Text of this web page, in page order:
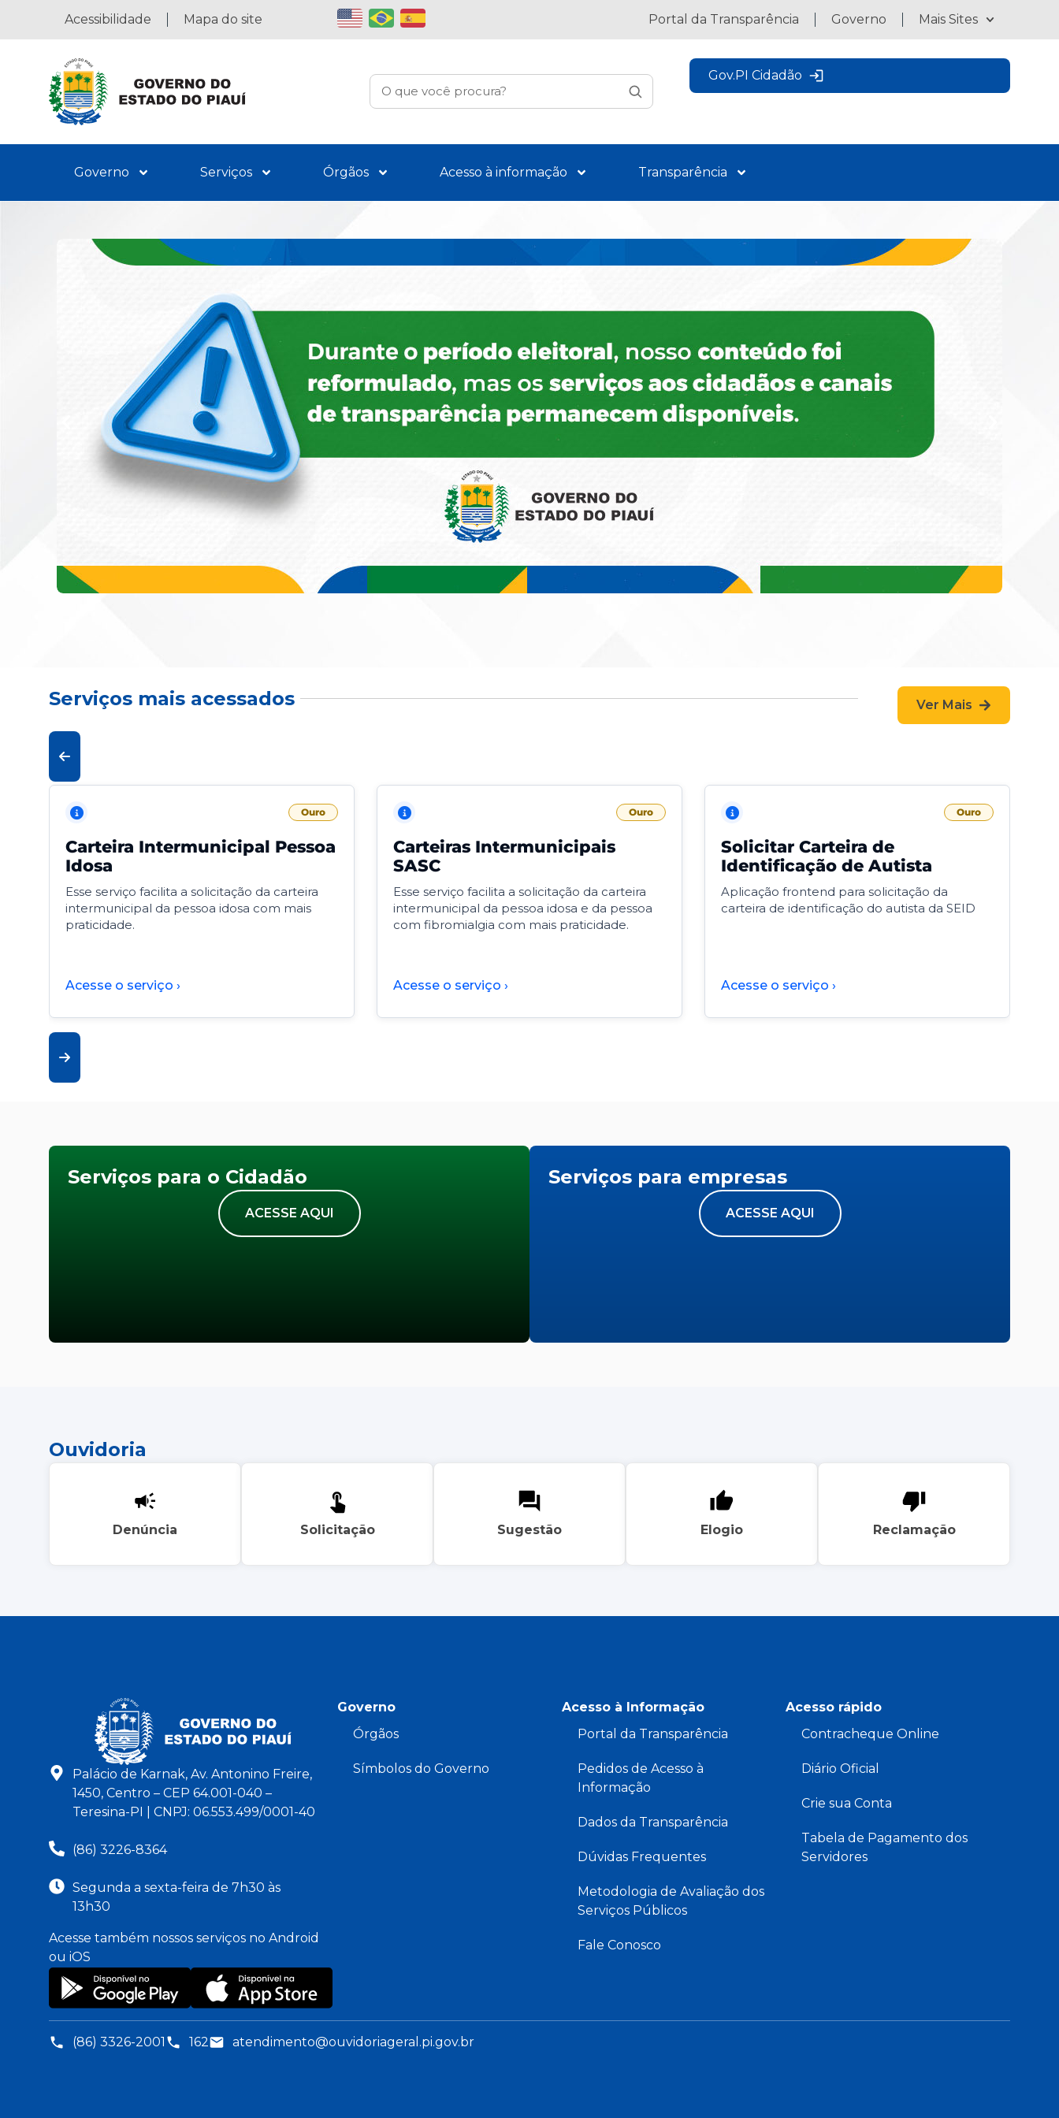
Acessibilidade Mapa do site Portal da Transparência Governo Mais Sites
Gov.PI Cidadão
Governo Serviços Órgãos Acesso à informação Transparência
Serviços mais acessados Ver Mais
Ouro
Carteira Intermunicipal Pessoa
Idosa
Esse serviço facilita a solicitação da carteira
intermunicipal da pessoa idosa com mais
praticidade.
Acesse o serviço ›
Ouro
Carteiras Intermunicipais
SASC
Esse serviço facilita a solicitação da carteira
intermunicipal da pessoa idosa e da pessoa
com fibromialgia com mais praticidade.
Acesse o serviço ›
Ouro
Solicitar Carteira de
Identificação de Autista
Aplicação frontend para solicitação da
carteira de identificação do autista da SEID
Acesse o serviço ›
Serviços para o Cidadão
ACESSE AQUI
Serviços para empresas
ACESSE AQUI
Ouvidoria
Denúncia Solicitação Sugestão Elogio Reclamação
Palácio de Karnak, Av. Antonino Freire,
1450, Centro – CEP 64.001-040 –
Teresina-PI | CNPJ: 06.553.499/0001-40
(86) 3226-8364
Segunda a sexta-feira de 7h30 às
13h30
Acesse também nossos serviços no Android
ou iOS
Governo
Órgãos
Símbolos do Governo
Acesso à Informação
Portal da Transparência
Pedidos de Acesso à
Informação
Dados da Transparência
Dúvidas Frequentes
Metodologia de Avaliação dos
Serviços Públicos
Fale Conosco
Acesso rápido
Contracheque Online
Diário Oficial
Crie sua Conta
Tabela de Pagamento dos
Servidores
(86) 3326-2001 162 atendimento@ouvidoriageral.pi.gov.br